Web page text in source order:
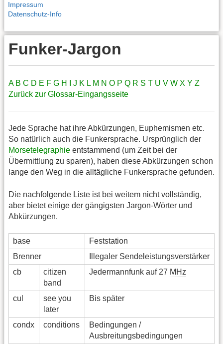
Impressum
Datenschutz-Info
Funker-Jargon
A B C D E F G H J K L M N O P Q R S T U V W X Y Z
Zurück zur Glossar-Eingangsseite
Jede Sprache hat ihre Abkürzungen, Euphemismen etc.
So natürlich auch die Funkersprache. Ursprünglich der
Morsetelegraphie entstammend (um Zeit bei der
Übermittlung zu sparen), haben diese Abkürzungen schon
lange den Weg in die alltägliche Funkersprache gefunden.
Die nachfolgende Liste ist bei weitem nicht vollständig,
aber bietet einige der gängigsten Jargon-Wörter und
Abkürzungen.
base
Feststation
Brenner
Illegaler Sendeleistungsverstärker
cb
citizen
band
Jedermannfunk auf 27 MHz
cul
see you
later
Bis später
condx conditions
Bedingungen /
Ausbreitungsbedingungen